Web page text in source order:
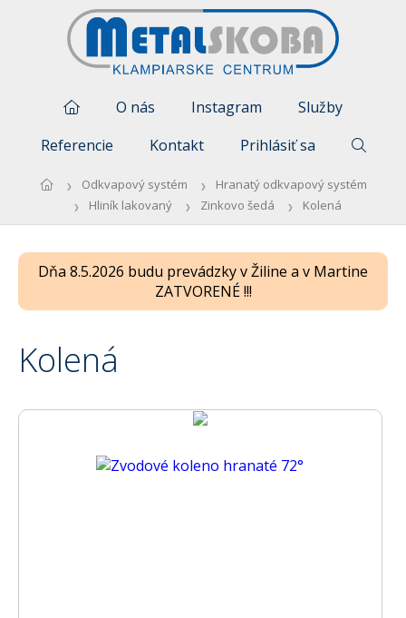
O nás Instagram
Služby
Referencie
Kontakt Prihlásiť sa
Odkvapový systém
Hranatý odkvapový systém
Hliník lakovaný
Zinkovo šedá Kolená
Dňa 8.5.2026 budu prevádzky v Žiline a v Martine
ZATVORENÉ !!!
Kolená